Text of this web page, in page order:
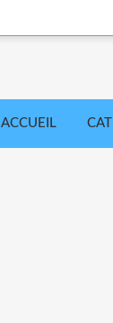
ACCUEIL